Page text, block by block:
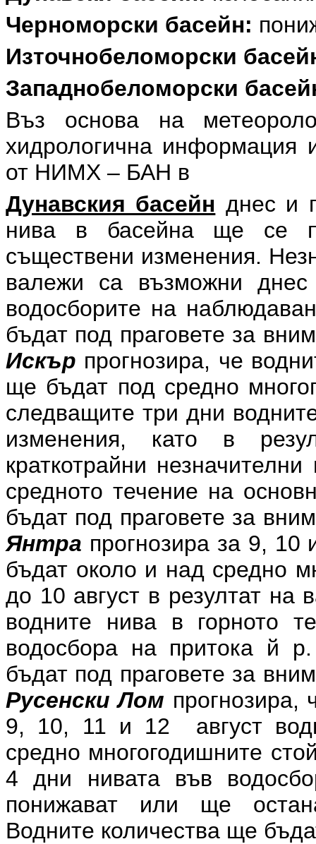
Черноморски басейн:
Източнобеломорски
Западнобеломорски
Въз основа на
хидрологична информация
от НИМХ – БАН в
Дунавския басейн днес и
нива в басейна ще се
съществени изменения.
валежи са възможни
водосборите на
бъдат под праговете за
Искър прогнозира, че
ще бъдат под средно
следващите три дни
изменения, като в
краткотрайни
средното течение на
бъдат под праговете за
Янтра прогнозира за 9, 10
бъдат около и над средно
до 10 август в резултат
водните нива в горното
водосбора на притока й
бъдат под праговете за
Русенски Лом прогнозира,
9, 10, 11 и 12 август
средно многогодишните
4 дни нивата във
понижават или ще
Водните количества ще